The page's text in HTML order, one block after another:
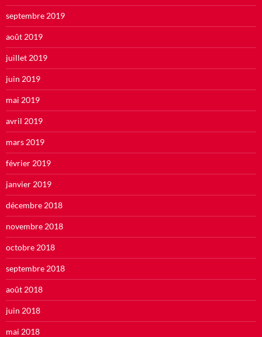
septembre 2019
août 2019
juillet 2019
juin 2019
mai 2019
avril 2019
mars 2019
février 2019
janvier 2019
décembre 2018
novembre 2018
octobre 2018
septembre 2018
août 2018
juin 2018
mai 2018